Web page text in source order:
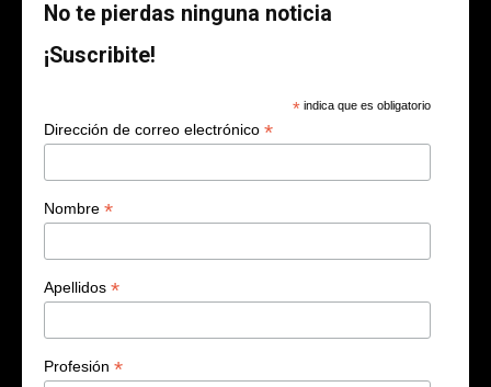
No te pierdas ninguna noticia
¡Suscribite!
* indica que es obligatorio
Dirección de correo electrónico *
Nombre *
Apellidos *
Profesión *